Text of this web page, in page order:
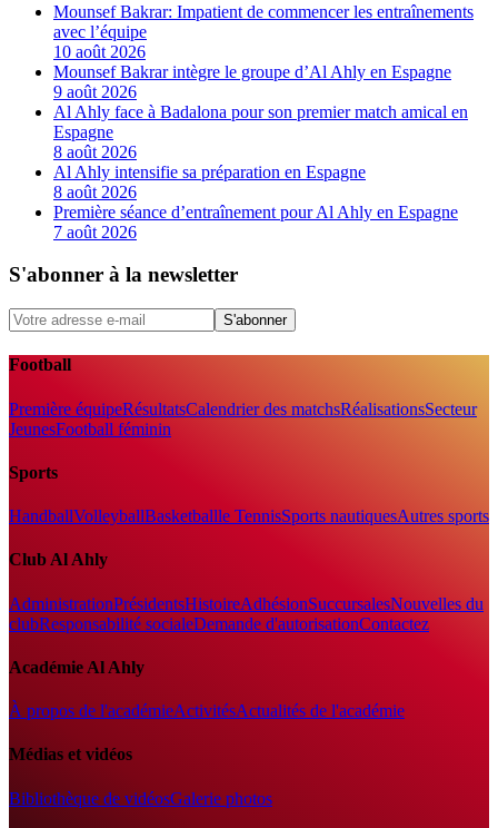
Mounsef Bakrar: Impatient de commencer les entraînements
avec l’équipe
10 août 2026
Mounsef Bakrar intègre le groupe d’Al Ahly en Espagne
9 août 2026
Al Ahly face à Badalona pour son premier match amical en
Espagne
8 août 2026
Al Ahly intensifie sa préparation en Espagne
8 août 2026
Première séance d’entraînement pour Al Ahly en Espagne
7 août 2026
S'abonner à la newsletter
S'abonner
Football
Première équipeRésultatsCalendrier des matchsRéalisationsSecteur
JeunesFootball féminin
Sports
HandballVolleyballBasketballle TennisSports nautiquesAutres sports
Club Al Ahly
AdministrationPrésidentsHistoireAdhésionSuccursalesNouvelles du
clubResponsabilité socialeDemande d'autorisationContactez
Académie Al Ahly
À propos de l'académieActivitésActualités de l'académie
Médias et vidéos
Bibliothèque de vidéosGalerie photos